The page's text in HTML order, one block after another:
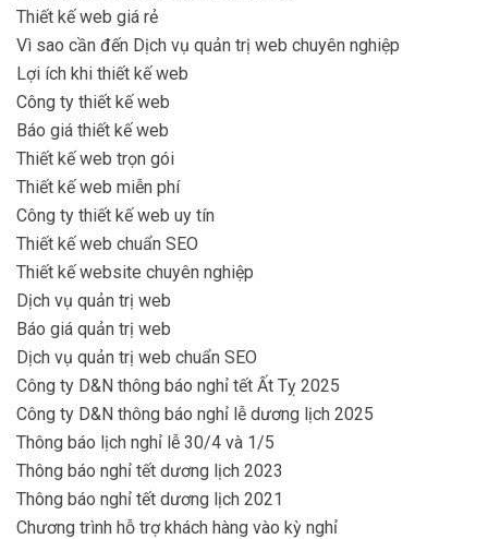
Thiết kế web giá rẻ
Vì sao cần đến Dịch vụ quản trị web chuyên nghiệp
Lợi ích khi thiết kế web
Công ty thiết kế web
Báo giá thiết kế web
Thiết kế web trọn gói
Thiết kế web miễn phí
Công ty thiết kế web uy tín
Thiết kế web chuẩn SEO
Thiết kế website chuyên nghiệp
Dịch vụ quản trị web
Báo giá quản trị web
Dịch vụ quản trị web chuẩn SEO
Công ty D&N thông báo nghỉ tết Ất Tỵ 2025
Công ty D&N thông báo nghỉ lễ dương lịch 2025
Thông báo lịch nghỉ lễ 30/4 và 1/5
Thông báo nghỉ tết dương lịch 2023
Thông báo nghỉ tết dương lịch 2021
Chương trình hỗ trợ khách hàng vào kỳ nghỉ